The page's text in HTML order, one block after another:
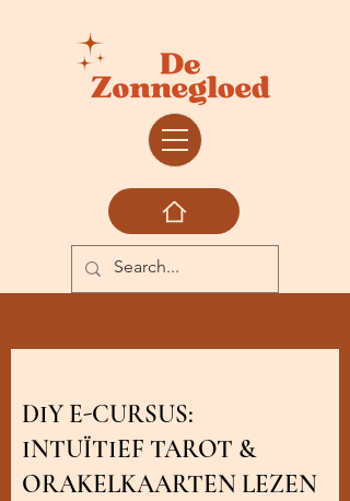
DIY E-CURSUS:
INTUÏTIEF TAROT &
ORAKELKAARTEN LEZEN